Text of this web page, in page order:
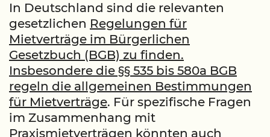
In Deutschland sind die relevanten
gesetzlichen Regelungen für
Mietverträge im Bürgerlichen
Gesetzbuch (BGB) zu finden.
Insbesondere die §§ 535 bis 580a BGB
regeln die allgemeinen Bestimmungen
für Mietverträge. Für spezifische Fragen
im Zusammenhang mit
Praxismietverträgen könnten auch